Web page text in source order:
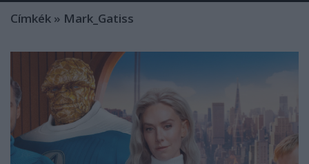
Címkék » Mark_Gatiss